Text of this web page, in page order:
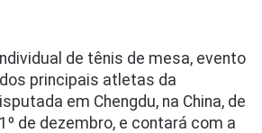
de tênis de mesa, evento
principais atletas da
em Chengdu, na China, de
de dezembro, e contará com a